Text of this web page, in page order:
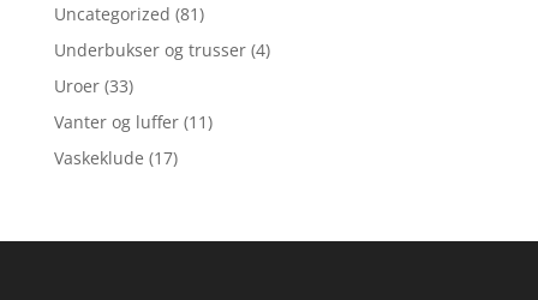
Uncategorized (81)
Underbukser og trusser (4)
Uroer (33)
Vanter og luffer (11)
Vaskeklude (17)